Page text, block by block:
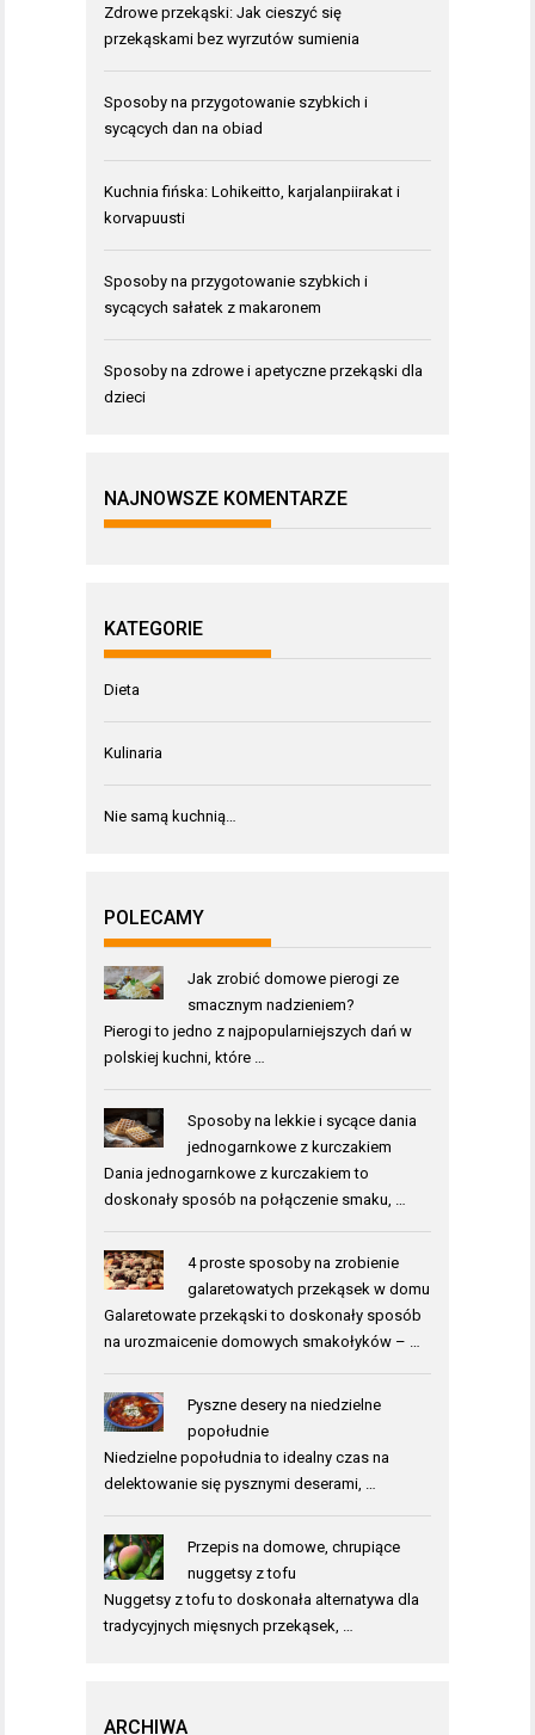
Zdrowe przekąski: Jak cieszyć się
przekąskami bez wyrzutów sumienia
Sposoby na przygotowanie szybkich i
sycących dan na obiad
Kuchnia fińska: Lohikeitto, karjalanpiirakat i
korvapuusti
Sposoby na przygotowanie szybkich i
sycących sałatek z makaronem
Sposoby na zdrowe i apetyczne przekąski dla
dzieci
NAJNOWSZE KOMENTARZE
KATEGORIE
Dieta
Kulinaria
Nie samą kuchnią…
POLECAMY
Jak zrobić domowe pierogi ze
smacznym nadzieniem?
Pierogi to jedno z najpopularniejszych dań w
polskiej kuchni, które …
Sposoby na lekkie i sycące dania
jednogarnkowe z kurczakiem
Dania jednogarnkowe z kurczakiem to
doskonały sposób na połączenie smaku, …
4 proste sposoby na zrobienie
galaretowatych przekąsek w domu
Galaretowate przekąski to doskonały sposób
na urozmaicenie domowych smakołyków – …
Pyszne desery na niedzielne
popołudnie
Niedzielne popołudnia to idealny czas na
delektowanie się pysznymi deserami, …
Przepis na domowe, chrupiące
nuggetsy z tofu
Nuggetsy z tofu to doskonała alternatywa dla
tradycyjnych mięsnych przekąsek, …
ARCHIWA